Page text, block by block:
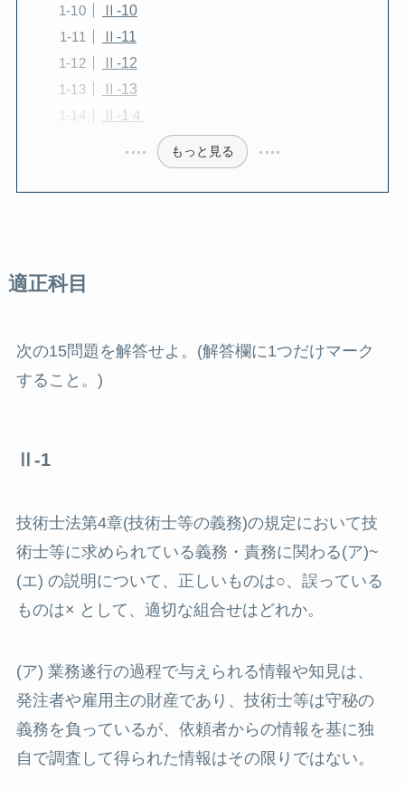
Ⅱ-10
Ⅱ-11
Ⅱ-12
Ⅱ-13
Ⅱ-1４
もっと見る
適正科目
次の15問題を解答せよ。(解答欄に1つだけマーク
すること。)
Ⅱ-1
技術士法第4章(技術士等の義務)の規定において技
術士等に求められている義務・責務に関わる(ア)~
(エ) の説明について、正しいものは○、誤っている
ものは× として、適切な組合せはどれか。
(ア) 業務遂行の過程で与えられる情報や知見は、
発注者や雇用主の財産であり、技術士等は守秘の
義務を負っているが、依頼者からの情報を基に独
自で調査して得られた情報はその限りではない。